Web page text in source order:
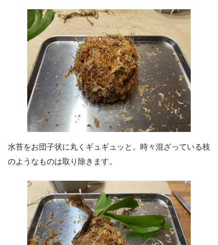
水苔をお団子状に丸くギュギュッと。時々混ざっている枝
のようなものは取り除きます。